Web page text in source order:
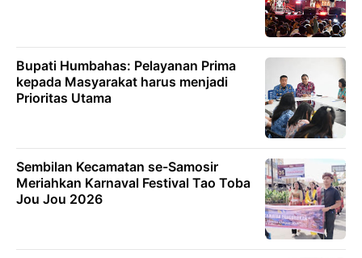
Bupati Humbahas: Pelayanan Prima
kepada Masyarakat harus menjadi
Prioritas Utama
Sembilan Kecamatan se-Samosir
Meriahkan Karnaval Festival Tao Toba
Jou Jou 2026